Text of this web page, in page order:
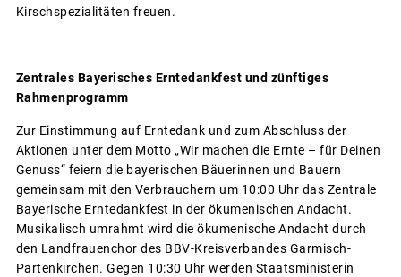
Kirschspezialitäten freuen.
Zentrales Bayerisches Erntedankfest und zünftiges
Rahmenprogramm
Zur Einstimmung auf Erntedank und zum Abschluss der
Aktionen unter dem Motto „Wir machen die Ernte – für Deinen
Genuss“ feiern die bayerischen Bäuerinnen und Bauern
gemeinsam mit den Verbrauchern um 10:00 Uhr das Zentrale
Bayerische Erntedankfest in der ökumenischen Andacht.
Musikalisch umrahmt wird die ökumenische Andacht durch
den Landfrauenchor des BBV-Kreisverbandes Garmisch-
Partenkirchen. Gegen 10:30 Uhr werden Staatsministerin